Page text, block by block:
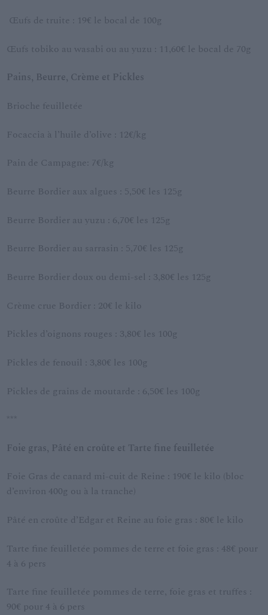
Œufs de truite : 19€ le bocal de 100g
Œufs tobiko au wasabi ou au yuzu : 11,60€ le bocal de 70g
Pains, Beurre, Crème et Pickles
Brioche feuilletée
Focaccia à l’huile d’olive : 12€/kg
Pain de Campagne: 7€/kg
Beurre Bordier aux algues : 5,50€ les 125g
Beurre Bordier au yuzu : 6,70€ les 125g
Beurre Bordier au sarrasin : 5,70€ les 125g
Beurre Bordier doux ou demi-sel : 3,80€ les 125g
Crème crue Bordier : 20€ le kilo
Pickles d’oignons rouges : 3,80€ les 100g
Pickles de fenouil : 3,80€ les 100g
Pickles de grains de moutarde : 6,50€ les 100g
Foie gras, Pâté en croûte et Tarte fine feuilletée
Foie Gras de canard mi-cuit de Reine : 190€ le kilo (bloc
d’environ 400g ou à la tranche)
Pâté en croûte d’Edgar et Reine au foie gras : 80€ le kilo
Tarte fine feuilletée pommes de terre et foie gras : 48€ pour
4 à 6 pers
Tarte fine feuilletée pommes de terre, foie gras et truffes :
90€ pour 4 à 6 pers